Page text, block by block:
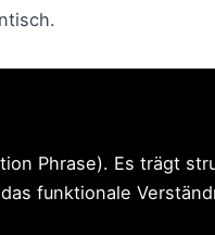
Phrase). Es trägt
funktionale